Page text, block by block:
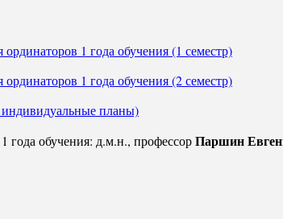
ординаторов 1 года обучения (1 семестр)
ординаторов 1 года обучения (2 семестр)
планы)
года обучения: д.м.н., профессорПаршин